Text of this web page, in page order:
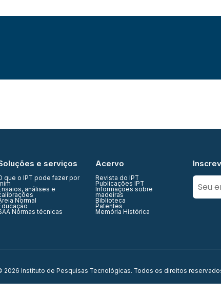
e serviços
que o IPT pode fazer por
análises e
Normal
Normas técnicas
Acervo
Revista do IPT
Publicações IPT
Informações sobre
madeiras
Biblioteca
Patentes
Memória Histórica
2026 Instituto de Pesquisas Tecnológicas. Todos os direitos